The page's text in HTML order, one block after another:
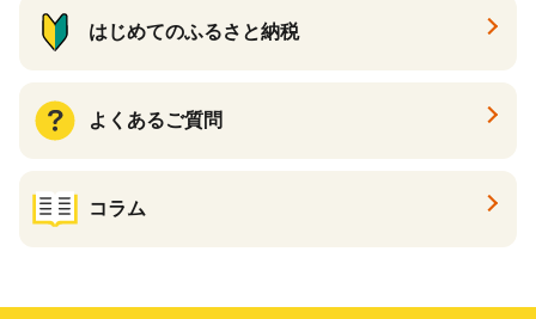
はじめてのふるさと納税
よくあるご質問
コラム